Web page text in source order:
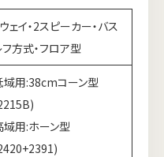
ェイ・2スピーカー・バス
フ方式・フロア型
域用:38cmコーン型
域用:ホーン型